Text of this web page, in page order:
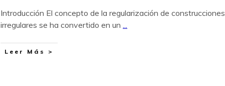
Introducción El concepto de la regularización de construcciones
irregulares se ha convertido en un ...
Leer Más >